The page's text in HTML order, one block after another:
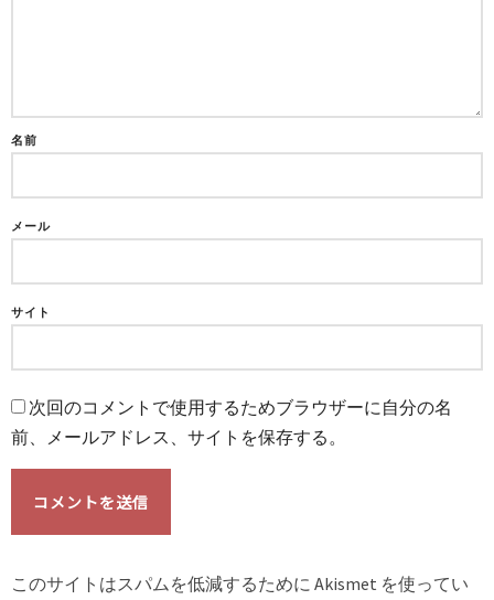
名前
メール
サイト
次回のコメントで使用するためブラウザーに自分の名
前、メールアドレス、サイトを保存する。
このサイトはスパムを低減するために Akismet を使ってい